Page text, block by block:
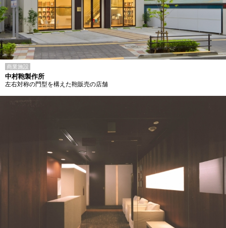
商業施設
中村鞄製作所
左右対称の門型を構えた鞄販売の店舗